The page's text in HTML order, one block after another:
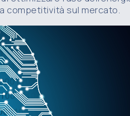
competitività sul mercato.